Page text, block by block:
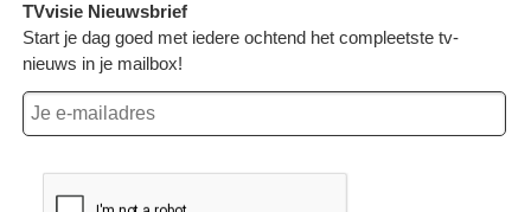
TVvisie Nieuwsbrief
Start je dag goed met iedere ochtend het compleetste tv-
nieuws in je mailbox!